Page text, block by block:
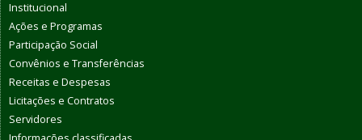
Institucional
Ações e Programas
Participação Social
Convênios e Transferências
Receitas e Despesas
Licitações e Contratos
Servidores